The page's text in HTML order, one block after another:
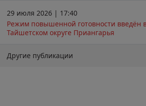
29 июля 2026 | 17:40
Режим повышенной готовности введён
Тайшетском округе Приангарья
Другие публикации